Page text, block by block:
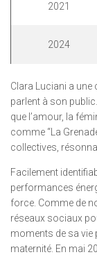
2021
2024
Clara Luciani a
parlent à son
que l’amour, la
comme “La
collectives,
Facilement
performances
force. Comme de
réseaux sociaux
moments de sa vie
maternité. En mai